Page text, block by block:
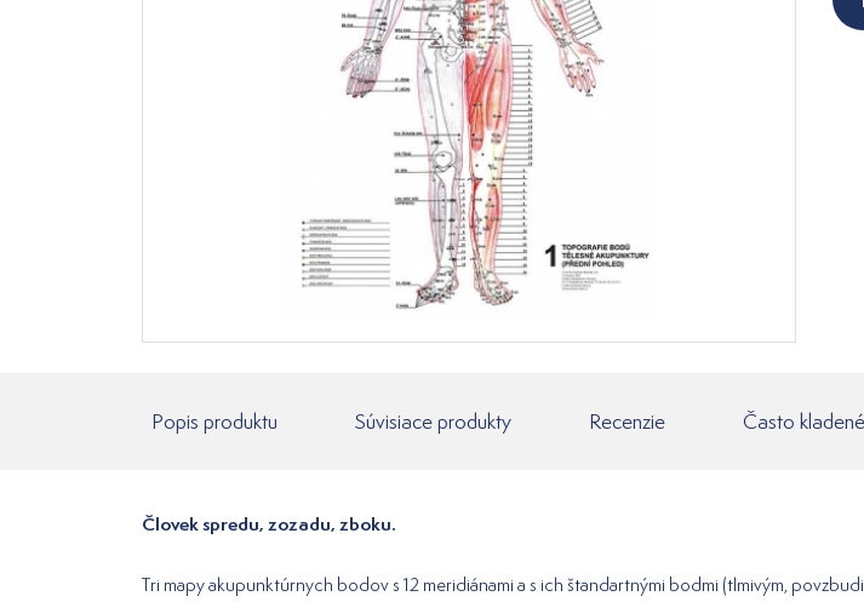
Popis produktu Súvisiace produkty Recenzie Často
Človek spredu, zozadu, zboku.
Tri mapy akupunktúrnych bodov s 12 meridiánami a s ich štandartnými bodmi (tlmivým,